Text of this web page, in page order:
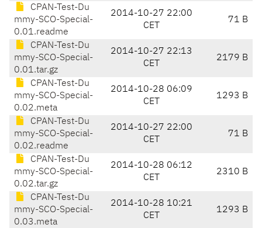
CPAN-Test-Du
mmy-SCO-Special-
0.01.readme
2014-10-27 22:00
CET
71 B
CPAN-Test-Du
mmy-SCO-Special-
0.01.tar.gz
2014-10-27 22:13
CET
2179 B
CPAN-Test-Du
mmy-SCO-Special-
0.02.meta
2014-10-28 06:09
CET
1293 B
CPAN-Test-Du
mmy-SCO-Special-
0.02.readme
2014-10-27 22:00
CET
71 B
CPAN-Test-Du
mmy-SCO-Special-
0.02.tar.gz
2014-10-28 06:12
CET
2310 B
CPAN-Test-Du
mmy-SCO-Special-
0.03.meta
2014-10-28 10:21
CET
1293 B